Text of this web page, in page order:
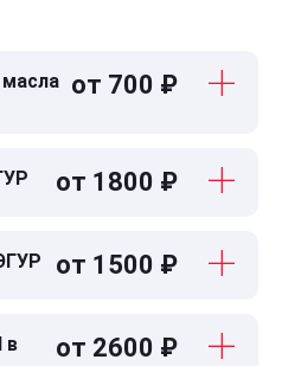
от 700 ₽
от 1800 ₽
от 1500 ₽
в
от 2600 ₽